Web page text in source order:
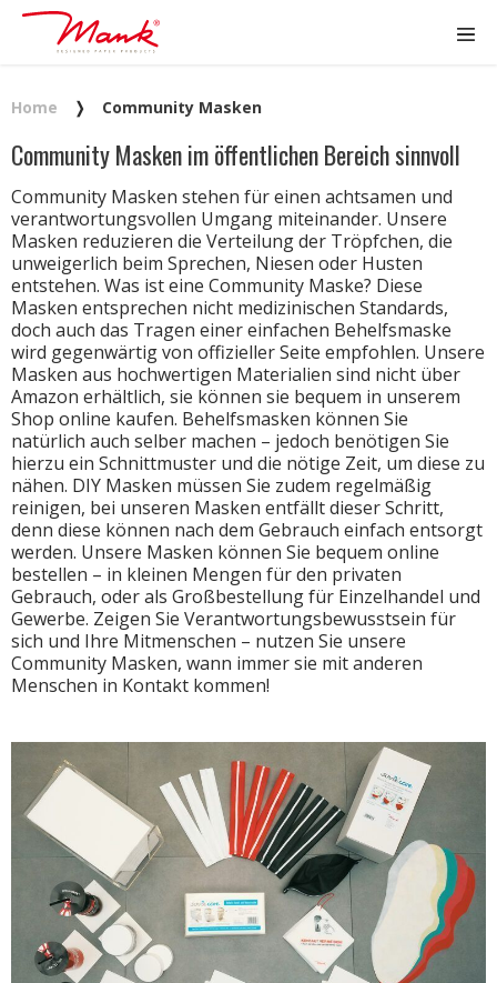
Home ❭ Community Masken
Community Masken im öffentlichen Bereich sinnvoll
Community Masken stehen für einen achtsamen und
verantwortungsvollen Umgang miteinander. Unsere
Masken reduzieren die Verteilung der Tröpfchen, die
unweigerlich beim Sprechen, Niesen oder Husten
entstehen. Was ist eine Community Maske? Diese
Masken entsprechen nicht medizinischen Standards,
doch auch das Tragen einer einfachen Behelfsmaske
wird gegenwärtig von offizieller Seite empfohlen. Unsere
Masken aus hochwertigen Materialien sind nicht über
Amazon erhältlich, sie können sie bequem in unserem
Shop online kaufen. Behelfsmasken können Sie
natürlich auch selber machen – jedoch benötigen Sie
hierzu ein Schnittmuster und die nötige Zeit, um diese zu
nähen. DIY Masken müssen Sie zudem regelmäßig
reinigen, bei unseren Masken entfällt dieser Schritt,
denn diese können nach dem Gebrauch einfach entsorgt
werden. Unsere Masken können Sie bequem online
bestellen – in kleinen Mengen für den privaten
Gebrauch, oder als Großbestellung für Einzelhandel und
Gewerbe. Zeigen Sie Verantwortungsbewusstsein für
sich und Ihre Mitmenschen – nutzen Sie unsere
Community Masken, wann immer sie mit anderen
Menschen in Kontakt kommen!